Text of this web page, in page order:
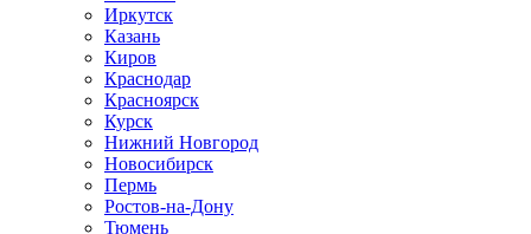
Иркутск
Казань
Киров
Краснодар
Красноярск
Курск
Нижний Новгород
Новосибирск
Пермь
Ростов-на-Дону
Тюмень